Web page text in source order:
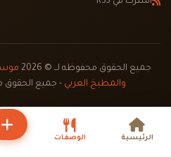
جميع الحقوق محفوظه لــ © 2026
والمطبخ العربي - جميع
الرئيسية الوصفات